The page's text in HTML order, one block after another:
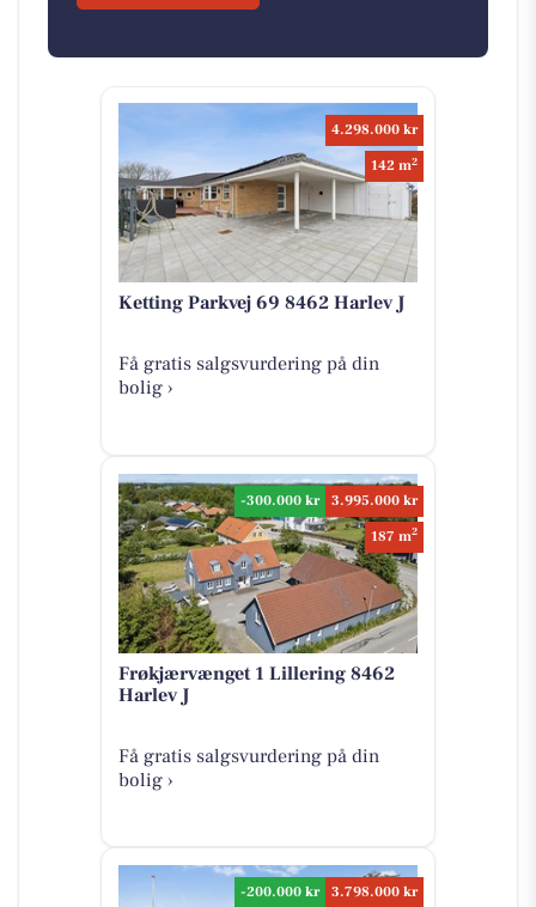
4.298.000 kr
142 m2
Ketting Parkvej 69 8462 Harlev J
Få gratis salgsvurdering på din
bolig ›
-300.000 kr
3.995.000 kr
187 m2
Frøkjærvænget 1 Lillering 8462
Harlev J
Få gratis salgsvurdering på din
bolig ›
-200.000 kr
3.798.000 kr